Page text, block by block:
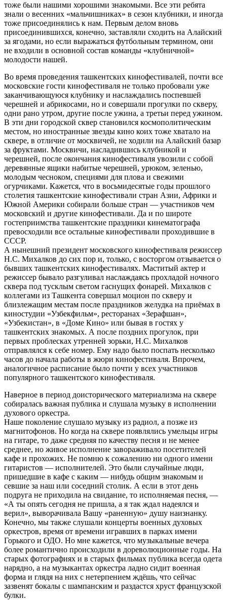
тоже были нашими хорошими знакомыми. Все эти ребята
знали о весенних «мальчишниках» в сезон клубники, и иногда
тоже присоединялись к нам. Первым делом вновь
присоединившихся, конечно, заставляли сходить на Алайский
за ягодами, но если выражаться футбольным термином, они
не входили в основной состав команды «клубничной»
молодости нашей.
Во время проведения ташкентских кинофестивалей, почти все
московские гости кинофестиваля не только пробовали уже
заканчивающуюся клубнику и наслаждались поспевшей
черешней и абрикосами, но и совершали прогулки по скверу,
одни рано утром, другие после ужина, а третьи перед ужином.
В эти дни городской сквер становился космополитическим
местом, но иностранные звезды кино коих тоже хватало на
сквере, в отличие от москвичей, не ходили на Алайский базар
за фруктами. Москвичи, насладившись клубникой и
черешней, после окончания кинофестиваля увозили с собой
деревянные ящики набитые черешней, урюком, зеленью,
молодым чесноком, специями для плова и свежими
огурчиками. Кажется, что в восьмидесятые годы прошлого
столетия ташкентские кинофестивали стран Азии, Африки и
Южной Америки собирали больше стран — участников чем
московский и другие кинофестивали. Да и по широте
гостеприимства ташкентские праздники кинематографа
превосходили все остальные кинофестивали проходившие в
СССР.
А нынешний президент московского кинофестиваля режиссер
Н.С. Михалков до сих пор и, только, с восторгом отзывается о
бывших ташкентских кинофестивалях. Маститый актер и
режиссер бывало разгуливал наслаждаясь прохладой ночного
сквера под тусклым светом гаснущих фонарей. Михалков с
коллегами из Ташкента совершал моцион по скверу и
близлежащим местам после праздников желудка на приёмах в
киностудии «Узбекфильм», ресторанах «Зерафшан»,
«Узбекистан», в «Доме Кино» или бывая в гостях у
ташкентских знакомых. А после поздних прогулок, при
первых проблесках утренней зорьки, Н.С. Михалков
отправлялся к себе номер. Ему надо было поспать несколько
часов до начала работы в жюри кинофестиваля. Впрочем,
аналогичное расписание было почти у всех участников
популярного ташкентского кинофестиваля.
Наверное в период доисторического материализма на сквере
собиралась важная публика и слушала музыку в исполнении
духового оркестра.
Наше поколение слушало музыку из радиол, а позже из
магнитофонов. Но когда на сквере появлялись умельцы игры
на гитаре, то даже средняя по качеству песня и не менее
среднее, но живое исполнение завораживало посетителей
кафе и прохожих. Не помню к сожалению ни одного имени
гитаристов — исполнителей. Это были случайные люди,
пришедшие в кафе с каким — нибудь общим знакомым и
севшие за наш или соседний столик. А если в этот день
подруга не приходила на свидание, то исполняемая песня, —
«А ты опять сегодня не пришла, а я так ждал надеялся и
верил», выворачивала Вашу «раненную» душу наизнанку.
Конечно, мы также слушали концерты военных духовых
оркестров, время от времени игравших в парках имени
Горького и ОДО. Но мне кажется, что музыкальные вечера
более романтично происходили в дореволюционные годы. На
старых фотографиях и в старых фильмах публика всегда одета
нарядно, а на музыкантах оркестра ладно сидит военная
форма и глядя на них с нетерпением ждёшь, что сейчас
зазвенят бокалы с шампанским и раздастся хруст французской
булки.